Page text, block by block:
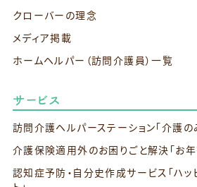
クローバーの理念
メディア掲載
ホームヘルパー（訪問介護員）一覧
サービス
訪問介護ヘルパーステーション「介護の
介護保険適用外のお困りごと解決 「お
認知症予防・自分史作成サービス 「ハ